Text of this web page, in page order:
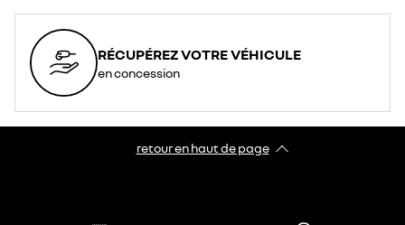
RÉCUPÉREZ VOTRE VÉHICULE
en concession
retour en haut de page​